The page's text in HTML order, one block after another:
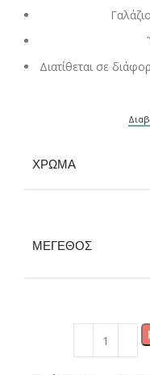
Διατίθεται σε
ΧΡΏΜΑ
ΜΈΓΕΘΟΣ